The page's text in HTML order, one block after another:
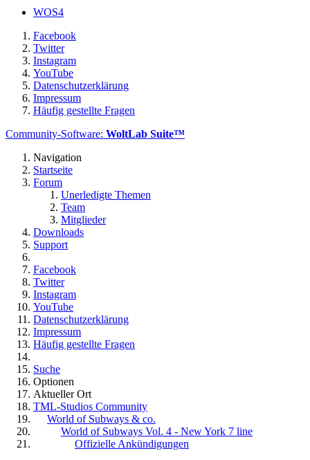
WOS4
Facebook
Twitter
Instagram
YouTube
Datenschutzerklärung
Impressum
Häufig gestellte Fragen
Community-Software: WoltLab Suite™
Navigation
Startseite
Forum
Unerledigte Themen
Team
Mitglieder
Downloads
Support
Facebook
Twitter
Instagram
YouTube
Datenschutzerklärung
Impressum
Häufig gestellte Fragen
Suche
Optionen
Aktueller Ort
TML-Studios Community
World of Subways & co.
World of Subways Vol. 4 - New York 7 line
Offizielle Ankündigungen